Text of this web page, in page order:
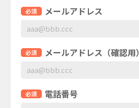
メールアドレス
メールアドレス（確認用）
電話番号